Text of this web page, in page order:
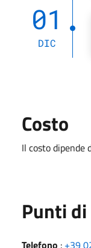
01
DIC
Costo
Il costo dipende
Punti
Telefono : +39